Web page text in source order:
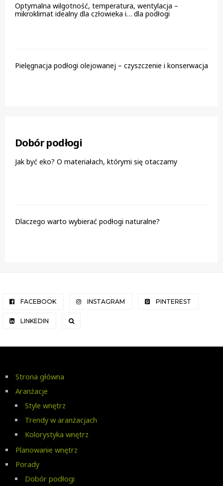
Optymalna wilgotność, temperatura, wentylacja –
mikroklimat idealny dla człowieka i… dla podłogi
Pielęgnacja podłogi olejowanej – czyszczenie i konserwacja
Dobór podłogi
Jak być eko? O materiałach, którymi się otaczamy
Dlaczego warto wybierać podłogi naturalne?
FACEBOOK INSTAGRAM PINTEREST
LINKEDIN
Strona główna
Aranżacje
Style wnętrz
Trendy w aranżacjach
Kolorystyka wnętrz
Planowanie wnętrz
Porady
Dobór podłogi